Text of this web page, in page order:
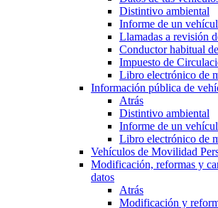
Distintivo ambiental
Informe de un
Llamadas a revisión
Conductor habitual
Impuesto de
Libro electrónico de
Información pública de
Atrás
Distintivo ambiental
Informe de un
Libro electrónico de
Vehículos de Movilidad
Modificación, reformas y
datos
Atrás
Modificación y